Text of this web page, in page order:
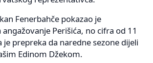
Fenerbahče pokazao je
Perišića, no cifra od 11
je prepreka da naredne sezone dijeli
Edinom Džekom.